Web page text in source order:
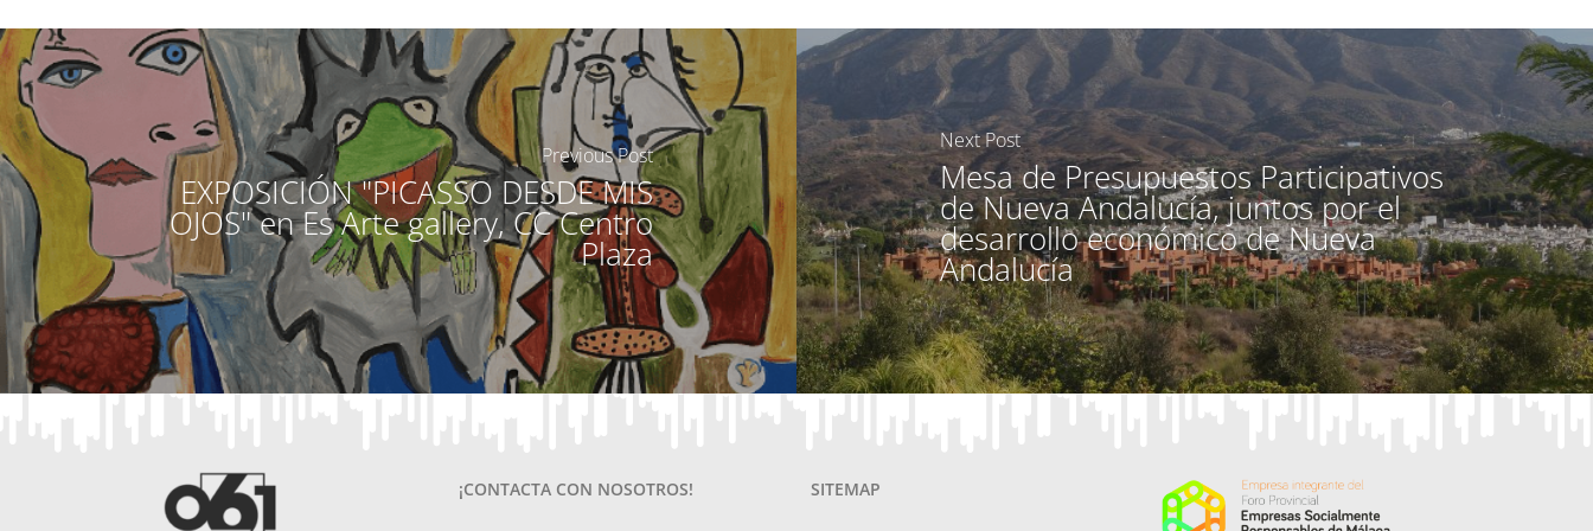
Previous Post
EXPOSICIÓN "PICASSO DESDE MIS
OJOS" en Es Arte gallery, CC Centro
Plaza
Next Post
Mesa de Presupuestos Participativos
de Nueva Andalucía, juntos por el
desarrollo económico de Nueva
Andalucía
¡CONTACTA CON NOSOTROS! SITEMAP